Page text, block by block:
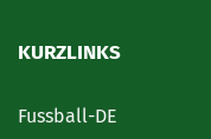
KURZLINKS
Fussball-DE